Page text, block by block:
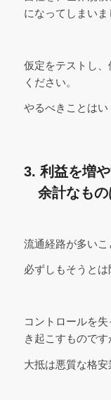
になってしまいま
仮定をテストし
ください。
やるべきことはい
3. 利益を増
余計なもの
流通経路が多いこ
必ずしもそうとは
コントロールを
き起こすものです
大抵は悪質な格安